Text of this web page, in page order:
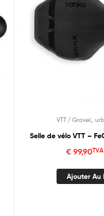
VTT / Gravel
Selle de vélo VTT –
€99,90
Ajouter Au